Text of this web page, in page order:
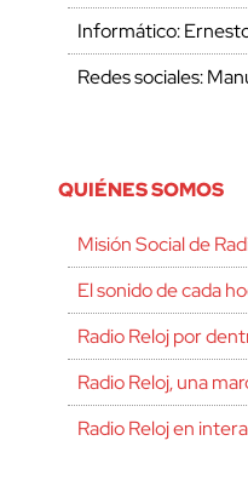
Informático:
Redes sociales:
QUIÉNES SOMOS
Misión Social de
El sonido de cada
Radio Reloj por
Radio Reloj, una
Radio Reloj en